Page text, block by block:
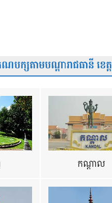
ក្សតាមបណ្តារាជធានី ខេត្ត
កណ្តាល